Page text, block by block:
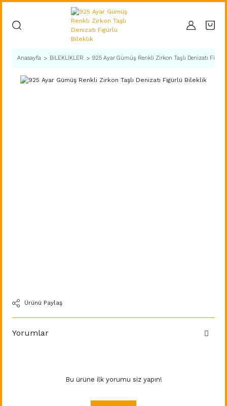
Anasayfa BİLEKLİKLER 925 Ayar Gümüş Renkli Zirkon Taşlı Denizatı
Ürünü Paylaş
Yorumlar
Bu ürüne ilk yorumu siz yapın!